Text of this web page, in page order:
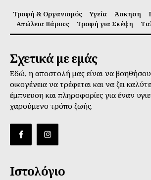
Τροφή & Οργανισμός Υγεία Άσκηση
Απώλεια Βάρους
Τροφή για Σκέψη
Σχετικά με εμάς
Εδώ, η αποστολή μας είναι να
οικογένεια να τρέφεται και να ζει
έμπνευση και πληροφορίες για έναν
χαρούμενο τρόπο ζωής.
Ιστολόγιο